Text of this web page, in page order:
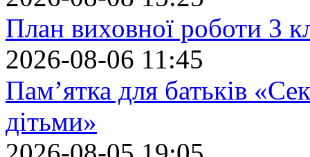
План виховної роботи 3
2026-08-06 11:45
Пам’ятка для батьків
дітьми»